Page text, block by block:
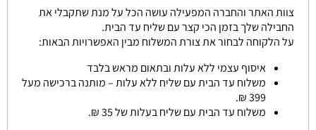
צוות האתר והחברה המפעילה עושה הכל על מנת שתקבלי את
החבילה שלך בזמן הכי קצר עם שליח עד הבית.
על הלקוחה לבחור את צורת המשלוח מבין האפשרויות הבאות:
איסוף עצמי ללא עלות ובתאום מראש בלבד
משלוח עד הבית עם שליח ללא עלות – מותנה ברכישה מעל
399 ₪.
משלוח עד הבית עם שליח בעלות של 35 ₪.